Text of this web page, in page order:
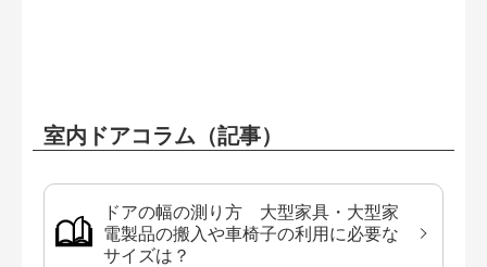
室内ドアコラム（記事）
ドアの幅の測り方 大型家具・大型家
電製品の搬入や車椅子の利用に必要な
サイズは？